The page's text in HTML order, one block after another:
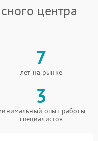
центра
7
лет на рынке
3
опыт работы
специалистов